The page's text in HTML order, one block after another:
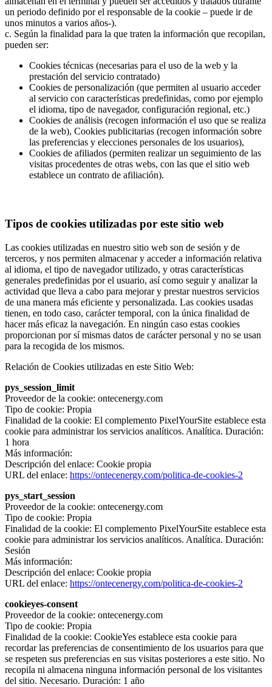
un periodo definido por el responsable de la cookie – puede ir de
unos minutos a varios años-).
c. Según la finalidad para la que traten la información que recopilan,
pueden ser:
Cookies técnicas (necesarias para el uso de la web y la
prestación del servicio contratado)
Cookies de personalización (que permiten al usuario acceder
al servicio con características predefinidas, como por ejemplo
el idioma, tipo de navegador, configuración regional, etc.)
Cookies de análisis (recogen información el uso que se realiza
de la web), Cookies publicitarias (recogen información sobre
las preferencias y elecciones personales de los usuarios),
Cookies de afiliados (permiten realizar un seguimiento de las
visitas procedentes de otras webs, con las que el sitio web
establece un contrato de afiliación).
Tipos de cookies utilizadas por este sitio web
Las cookies utilizadas en nuestro sitio web son de sesión y de
terceros, y nos permiten almacenar y acceder a información relativa
al idioma, el tipo de navegador utilizado, y otras características
generales predefinidas por el usuario, así como seguir y analizar la
actividad que lleva a cabo para mejorar y prestar nuestros servicios
de una manera más eficiente y personalizada. Las cookies usadas
tienen, en todo caso, carácter temporal, con la única finalidad de
hacer más eficaz la navegación. En ningún caso estas cookies
proporcionan por sí mismas datos de carácter personal y no se usan
para la recogida de los mismos.
Relación de Cookies utilizadas en este Sitio Web:
pys_session_limit
Proveedor de la cookie: ontecenergy.com
Tipo de cookie: Propia
Finalidad de la cookie: El complemento PixelYourSite establece esta
cookie para administrar los servicios analíticos. Analítica. Duración:
1 hora
Más información:
Descripción del enlace: Cookie propia
URL del enlace: https://ontecenergy.com/politica-de-cookies-2
pys_start_session
Proveedor de la cookie: ontecenergy.com
Tipo de cookie: Propia
Finalidad de la cookie: El complemento PixelYourSite establece esta
cookie para administrar los servicios analíticos. Analítica. Duración:
Sesión
Más información:
Descripción del enlace: Cookie propia
URL del enlace: https://ontecenergy.com/politica-de-cookies-2
cookieyes-consent
Proveedor de la cookie: ontecenergy.com
Tipo de cookie: Propia
Finalidad de la cookie: CookieYes establece esta cookie para
recordar las preferencias de consentimiento de los usuarios para que
se respeten sus preferencias en sus visitas posteriores a este sitio. No
recopila ni almacena ninguna información personal de los visitantes
del sitio. Necesario. Duración: 1 año